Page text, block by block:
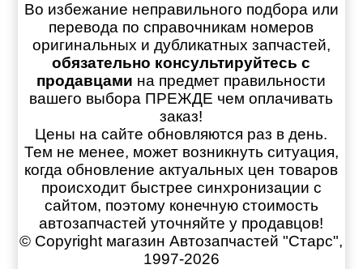
Во избежание неправильного подбора или
перевода по справочникам номеров
оригинальных и дубликатных запчастей,
обязательно консультируйтесь с
продавцами на предмет правильности
вашего выбора ПРЕЖДЕ чем оплачивать
заказ!
Цены на сайте обновляются раз в день.
Тем не менее, может возникнуть ситуация,
когда обновление актуальных цен товаров
происходит быстрее синхронизации с
сайтом, поэтому конечную стоимость
автозапчастей уточняйте у продавцов!
© Copyright магазин Автозапчастей "Старс",
1997-2026